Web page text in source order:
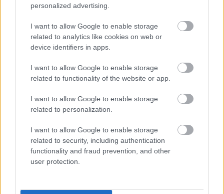
personalized advertising.
I want to allow Google to enable storage
related to analytics like cookies on web or
device identifiers in apps.
I want to allow Google to enable storage
related to functionality of the website or app.
I want to allow Google to enable storage
related to personalization.
I want to allow Google to enable storage
related to security, including authentication
functionality and fraud prevention, and other
user protection.
Imazh fantazi gjysmërealist i një luftëtari të blinduar
me kapuç që mban një shpatë të ndezur ndërsa
përballet me një troll të madh prej guri në një shpellë
të ndriçuar nga pishtari.
Klikoni ose prekni imazhin për më shumë informacion
dhe rezolucione më të larta.